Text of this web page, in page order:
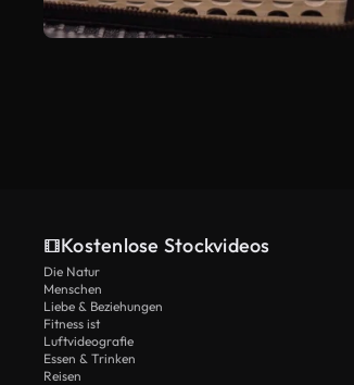
Kostenlose Stockvideos
Die Natur
Menschen
Liebe & Beziehungen
Fitness ist
Luftvideografie
Essen & Trinken
Reisen